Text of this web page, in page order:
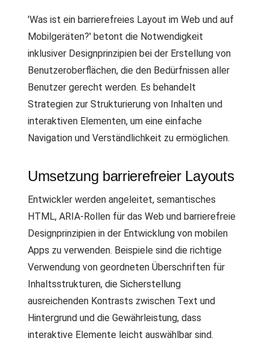
'Was ist ein barrierefreies Layout im Web und auf
Mobilgeräten?' betont die Notwendigkeit
inklusiver Designprinzipien bei der Erstellung von
Benutzeroberflächen, die den Bedürfnissen aller
Benutzer gerecht werden. Es behandelt
Strategien zur Strukturierung von Inhalten und
interaktiven Elementen, um eine einfache
Navigation und Verständlichkeit zu ermöglichen.
Umsetzung barrierefreier Layouts
Entwickler werden angeleitet, semantisches
HTML, ARIA-Rollen für das Web und barrierefreie
Designprinzipien in der Entwicklung von mobilen
Apps zu verwenden. Beispiele sind die richtige
Verwendung von geordneten Überschriften für
Inhaltsstrukturen, die Sicherstellung
ausreichenden Kontrasts zwischen Text und
Hintergrund und die Gewährleistung, dass
interaktive Elemente leicht auswählbar sind.